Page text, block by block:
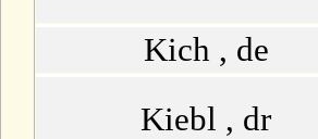
Kich , de
Kiebl , dr